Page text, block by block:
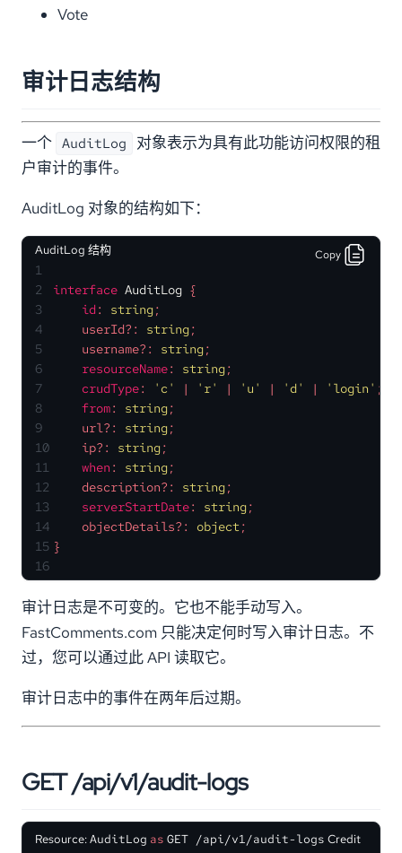
Vote
审计日志结构
一个 AuditLog
对象表示为具有此功能访问权限的租
户审计的事件。
AuditLog 对象的结构如下：
AuditLog 结构 Copy
1
2
interface AuditLog {
3
id: string;
4
    userId?:
string;
5
    username?:
string;
6
resourceName: string;
7
crudType: 'c' | 'r' | 'u' | 'd' | 'login' ;
8
from: string;
9
    url?:
string;
10
    ip?:
string;
11
when : string;
12
    description?:
string;
13
serverStartDate: string;
14
    objectDetails?:
object ;
15 }
16
审计日志是不可变的。它也不能手动写入。
FastComments.com 只能决定何时写入审计日志。不
过，您可以通过此 API 读取它。
审计日志中的事件在两年后过期。
GET /api/v1/audit-logs
Resource:AuditLog as GET /api/v1/audit-logs Credit